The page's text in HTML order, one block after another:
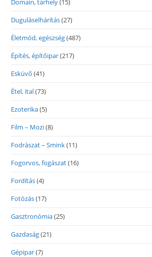
Domain, tárhely(15)
Duguláselhárítás(27)
Életmód, egészség(487)
Építés, építőipar(217)
Esküvő (41)
Étel, ital(73)
Ezoterika(5)
Film – Mozi(8)
Fodrászat – Smink(11)
Fogorvos, fogászat(16)
Fordítás(4)
Fotózás(17)
Gasztronómia(25)
Gazdaság(21)
Gépipar(7)